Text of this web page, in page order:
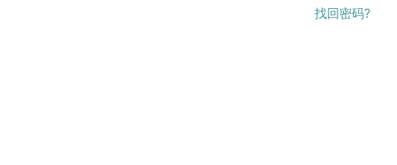
找回密码?